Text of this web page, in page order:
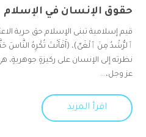
حقوق الإنسان في الإسلام
قيم إسلامية تبنى الإسلام حق حرية
ٱلرُّشْدُ مِنَ ٱلْغَىِّ)، (أَفَأَنْتَ تُكْرِهُ النَّاسَ
نظرته إلى الإنسان على ركيزةٍ جوهريةٍ،
عز وجل،...
اقرأ المزيد